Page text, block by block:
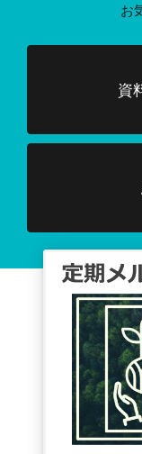
お
資
情